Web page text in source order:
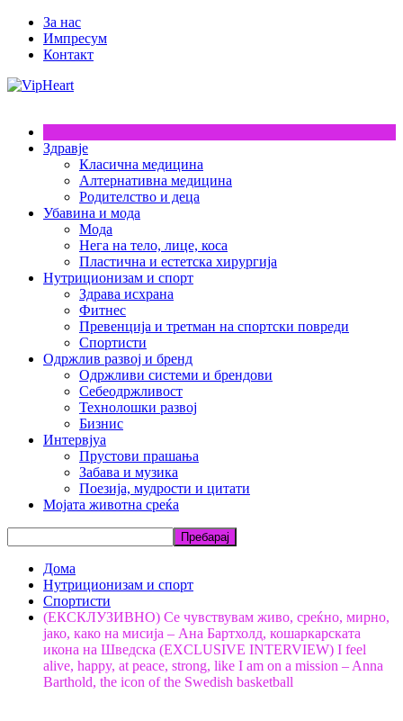
За нас
Импресум
Контакт
Здравје
Класична медицина
Алтернативна медицина
Родителство и деца
Убавина и мода
Мода
Нега на тело, лице, коса
Пластична и естетска хирургија
Нутриционизам и спорт
Здрава исхрана
Фитнес
Превенција и третман на спортски повреди
Спортисти
Одржлив развој и бренд
Одржливи системи и брендови
Себеодржливост
Технолошки развој
Бизнис
Интервјуа
Прустови прашања
Забава и музика
Поезија, мудрости и цитати
Мојата животна среќа
Дома
Нутриционизам и спорт
Спортисти
(ЕКСКЛУЗИВНО) Се чувствувам живо, среќно, мирно,
јако, како на мисија – Ана Бартхолд, кошаркарската
икона на Шведска (EXCLUSIVE INTERVIEW) I feel
alive, happy, at peace, strong, like I am on a mission – Anna
Barthold, the icon of the Swedish basketball